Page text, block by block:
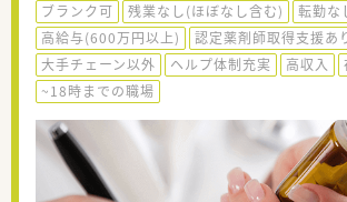
ブランク可
残業なし(ほぼなし含む) 転勤な
高給与(600万円以上)
認定薬剤師取得支援あ
大手チェーン以外
ヘルプ体制充実 高収入
~18時までの職場